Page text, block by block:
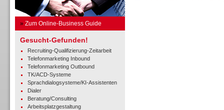
» Zum Online-Business Guide
Gesucht-Gefunden!
Recruiting-Qualifizierung-Zeitarbeit
Telefonmarketing Inbound
Telefonmarketing Outbound
TK/ACD-Systeme
Sprachdialogsysteme/KI-Assistenten
Dialer
Beratung/Consulting
Arbeitsplatzgestaltung